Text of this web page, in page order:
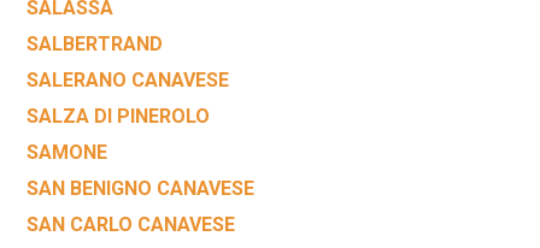
SALASSA
SALBERTRAND
SALERANO CANAVESE
SALZA DI PINEROLO
SAMONE
SAN BENIGNO CANAVESE
SAN CARLO CANAVESE